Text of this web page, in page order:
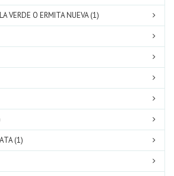
VERDE O ERMITA NUEVA (1)
(1)